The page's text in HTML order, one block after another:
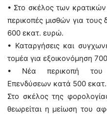
• Στο σκέλος των
περικοπές μισθών για
600 εκατ. ευρώ.
• Καταργήσεις και
τομέα για εξοικονόμηση
• Νέα περικοπή του
Επενδύσεων κατά 500
Στο σκέλος της
θεωρείται η μείωση του